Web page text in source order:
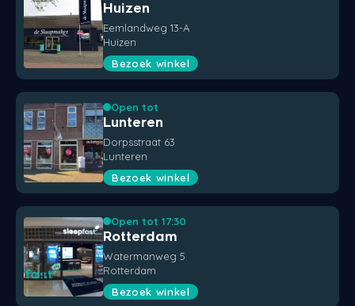
Huizen
Eemlandweg 13-A
Huizen
Bezoek winkel
Open tot
Lunteren
Dorpsstraat 63
Lunteren
Bezoek winkel
Open tot 17:30
Rotterdam
Watermanweg 5
Rotterdam
Bezoek winkel